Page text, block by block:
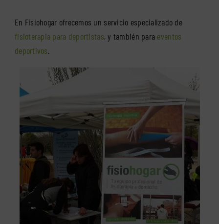
En Fisiohogar ofrecemos un servicio especializado de
fisioterapia para deportistas, y también para eventos
deportivos.